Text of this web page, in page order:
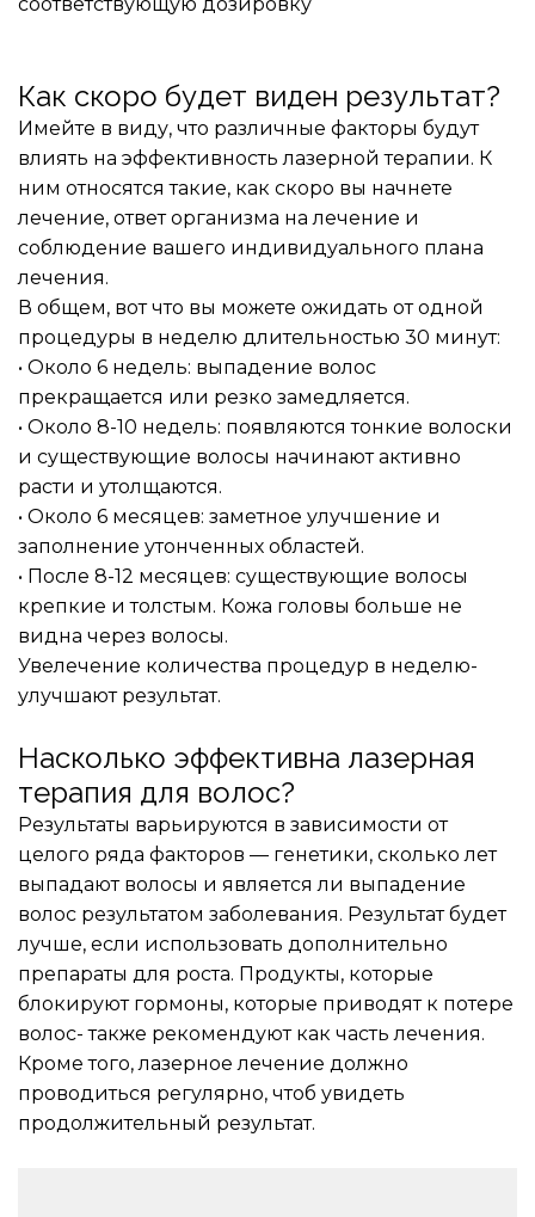
Как скоро будет виден результат?
Имейте в виду, что различные факторы будут
влиять на эффективность лазерной терапии. К
ним относятся такие, как скоро вы начнете
лечение, ответ организма на лечение и
соблюдение вашего индивидуального плана
лечения.
В общем, вот что вы можете ожидать от одной
процедуры в неделю длительностью 30 минут:
• Около 6 недель: выпадение волос
прекращается или резко замедляется.
• Около 8-10 недель: появляются тонкие волоски
и существующие волосы начинают активно
расти и утолщаются.
• Около 6 месяцев: заметное улучшение и
заполнение утонченных областей.
• После 8-12 месяцев: существующие волосы
крепкие и толстым. Кожа головы больше не
видна через волосы.
Увелечение количества процедур в неделю-
улучшают результат.
Насколько эффективна лазерная
терапия для волос?
Результаты варьируются в зависимости от
целого ряда факторов — генетики, сколько лет
выпадают волосы и является ли выпадение
волос результатом заболевания. Результат будет
лучше, если использовать дополнительно
препараты для роста. Продукты, которые
блокируют гормоны, которые приводят к потере
волос- также рекомендуют как часть лечения.
Кроме того, лазерное лечение должно
проводиться регулярно, чтоб увидеть
продолжительный результат.